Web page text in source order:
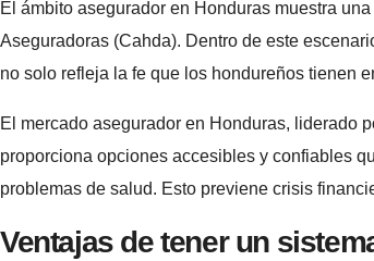
El ámbito asegurador en Honduras muestra
Aseguradoras (Cahda). Dentro de este
no solo refleja la fe que los hondureños tienen
El mercado asegurador en Honduras, liderado
proporciona opciones accesibles y confiables
problemas de salud. Esto previene crisis
Ventajas de tener un